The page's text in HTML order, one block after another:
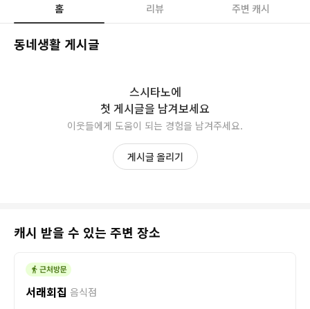
홈 리뷰 주변 캐시
동네생활 게시글
스시타노에
첫 게시글을 남겨보세요
이웃들에게 도움이 되는 경험을 남겨주세요.
게시글 올리기
캐시 받을 수 있는 주변 장소
서래회집 음식점